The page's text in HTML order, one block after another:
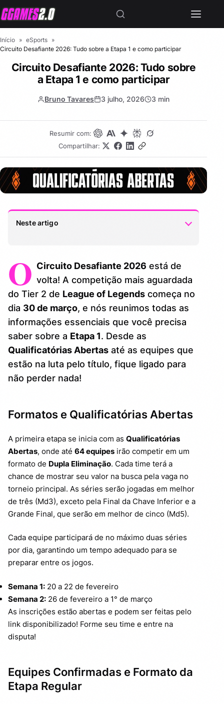
Início » eSports »
Circuito Desafiante 2026: Tudo sobre a Etapa 1 e como participar
Circuito Desafiante 2026: Tudo sobre
a Etapa 1 e como participar
Bruno Tavares 3 julho, 2026 3 min
Resumir com:
Compartilhar:
Neste artigo
Equipes Confirmadas e Formato da Etapa
Regular
3. Playoffs e Finalização da Etapa
O Circuito Desafiante 2026 está de
volta! A competição mais aguardada
do Tier 2 de League of Legends começa no
dia 30 de março, e nós reunimos todas as
informações essenciais que você precisa
saber sobre a Etapa 1. Desde as
Qualificatórias Abertas até as equipes que
estão na luta pelo título, fique ligado para
não perder nada!
Formatos e Qualificatórias Abertas
A primeira etapa se inicia com as Qualificatórias
Abertas, onde até 64 equipes irão competir em um
formato de Dupla Eliminação. Cada time terá a
chance de mostrar seu valor na busca pela vaga no
torneio principal. As séries serão jogadas em melhor
de três (Md3), exceto pela Final da Chave Inferior e a
Grande Final, que serão em melhor de cinco (Md5).
Cada equipe participará de no máximo duas séries
por dia, garantindo um tempo adequado para se
preparar entre os jogos.
Semana 1: 20 a 22 de fevereiro
Semana 2: 26 de fevereiro a 1° de março
As inscrições estão abertas e podem ser feitas pelo
link disponibilizado! Forme seu time e entre na
disputa!
Equipes Confirmadas e Formato da
Etapa Regular